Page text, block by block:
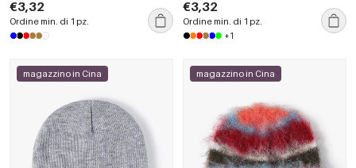
€3,32
Ordine min. di 1 pz.
€3,32
Ordine min. di 1 pz.
+1
magazzino in Cina magazzino in Cina